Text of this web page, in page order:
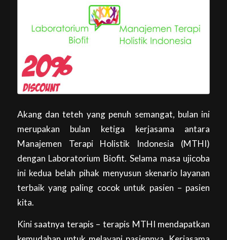
Akang dan teteh yang penuh semangat, bulan ini
merupakan bulan ketiga kerjasama antara
Manajemen Terapi Holistik Indonesia (MTHI)
dengan Laboratorium Biofit. Selama masa ujicoba
ini kedua belah pihak menyusun skenario layanan
terbaik yang paling cocok untuk pasien – pasien
kita.
Kini saatnya terapis – terapis MTHI mendapatkan